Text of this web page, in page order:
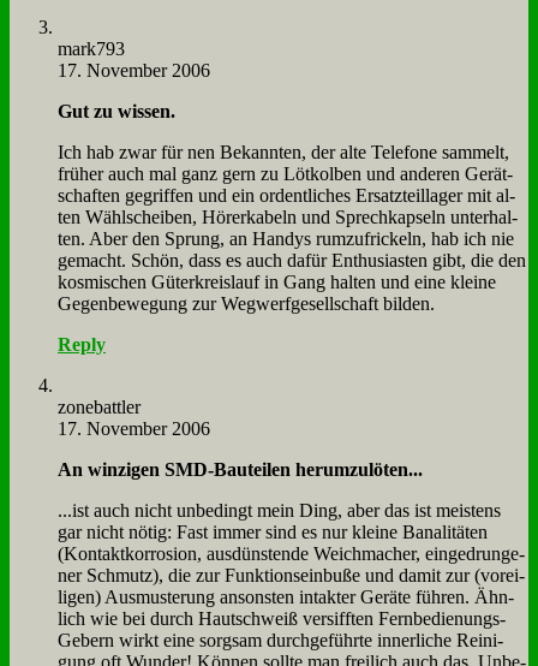
mark793
17. November 2006
Gut zu wis­sen.
Ich hab zwar für nen Be­kann­ten, der al­te Te­le­fo­ne sam­melt,
frü­her auch mal ganz gern zu Löt­kol­ben und an­de­ren Ge­rät­
schaf­ten ge­grif­fen und ein or­dent­li­ches Er­satz­teil­la­ger mit al­
ten Wähl­schei­ben, Hö­rer­ka­beln und Sprech­kap­seln un­ter­hal­
ten. Aber den Sprung, an Han­dys rum­zuf­rickeln, hab ich nie
ge­macht. Schön, dass es auch da­für En­thu­sia­sten gibt, die den
kos­mi­schen Gü­ter­kreis­lauf in Gang hal­ten und ei­ne klei­ne
Ge­gen­be­we­gung zur Weg­werf­ge­sell­schaft bil­den.
Reply
zone­batt­ler
17. November 2006
An win­zi­gen SMD-Bau­tei­len her­um­zu­lö­ten...
...ist auch nicht un­be­dingt mein Ding, aber das ist mei­stens
gar nicht nö­tig: Fast im­mer sind es nur klei­ne Ba­na­li­tä­ten
(Kon­takt­kor­ro­si­on, aus­dün­sten­de Weich­ma­cher, ein­ge­drun­ge­
ner Schmutz), die zur Funk­ti­ons­ein­bu­ße und da­mit zur (vor­ei­
li­gen) Aus­mu­ste­rung an­son­sten in­tak­ter Ge­rä­te füh­ren. Ähn­
lich wie bei durch Haut­schweiß ver­siff­ten Fern­be­die­nungs-
Ge­bern wirkt ei­ne sorg­sam durch­ge­führ­te in­ner­li­che Rei­ni­